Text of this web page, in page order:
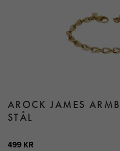
AROCK JAMES
STÅL
499 KR